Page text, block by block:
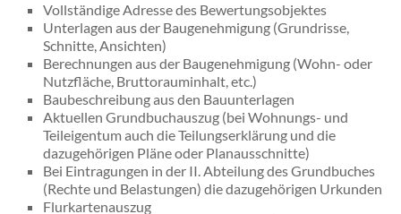
Vollständige Adresse des Bewertungsobjektes
Unterlagen aus der Baugenehmigung (Grundrisse,
Schnitte, Ansichten)
Berechnungen aus der Baugenehmigung (Wohn- oder
Nutzfläche, Bruttorauminhalt, etc.)
Baubeschreibung aus den Bauunterlagen
Aktuellen Grundbuchauszug (bei Wohnungs- und
Teileigentum auch die Teilungserklärung und die
dazugehörigen Pläne oder Planausschnitte)
Bei Eintragungen in der II. Abteilung des Grundbuches
(Rechte und Belastungen) die dazugehörigen Urkunden
Flurkartenauszug